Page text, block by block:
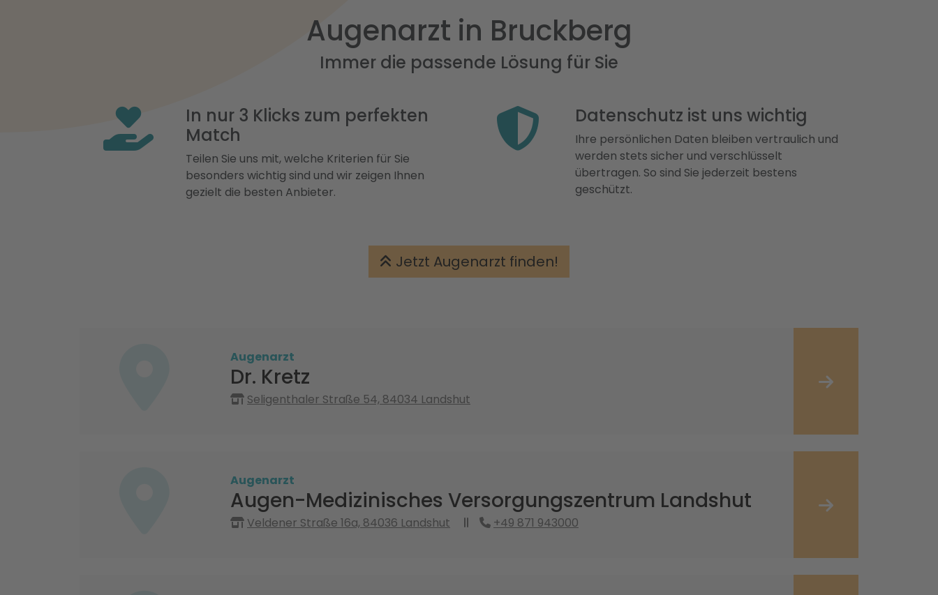
Augenarzt in Bruckberg
Immer die passende Lösung für Sie
In nur 3 Klicks zum perfekten
Match
Teilen Sie uns mit, welche Kriterien für Sie
besonders wichtig sind und wir zeigen Ihnen
gezielt die besten Anbieter.
Datenschutz ist uns wichtig
Ihre persönlichen Daten bleiben vertraulich und
werden stets sicher und verschlüsselt
übertragen. So sind Sie jederzeit bestens
geschützt.
Jetzt Augenarzt finden!
Augenarzt
Dr. Kretz
Seligenthaler Straße 54, 84034 Landshut
Augenarzt
Augen-Medizinisches Versorgungszentrum Landshut
Veldener Straße 16a, 84036 Landshut +49 871 943000